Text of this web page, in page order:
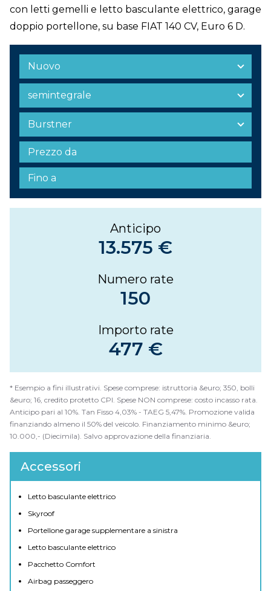
con letti gemelli e letto basculante elettrico, garage
doppio portellone, su base FIAT 140 CV, Euro 6 D.
Anticipo
13.575 €
Numero rate
150
Importo rate
477 €
* Esempio a fini illustrativi. Spese comprese: istruttoria &euro; 350, bolli
&euro; 16, credito protetto CPI. Spese NON comprese: costo incasso rata.
Anticipo pari al 10%. Tan Fisso 4,03% - TAEG 5,47%. Promozione valida
finanziando almeno il 50% del veicolo. Finanziamento minimo &euro;
10.000,- (Diecimila). Salvo approvazione della finanziaria.
Accessori
Letto basculante elettrico
Skyroof
Portellone garage supplementare a sinistra
Letto basculante elettrico
Pacchetto Comfort
Airbag passeggero